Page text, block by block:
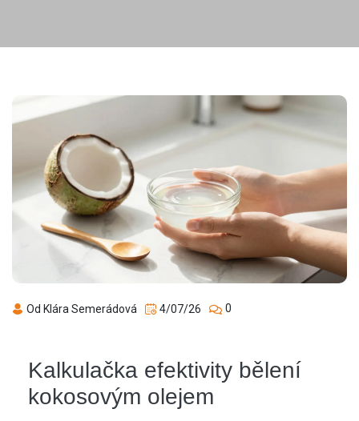
Od Klára Semerádová 4/07/26 0
Kalkulačka efektivity bělení
kokosovým olejem